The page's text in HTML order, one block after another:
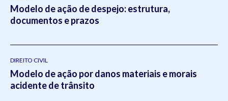
Modelo de ação de despejo: estrutura,
documentos e prazos
DIREITO CIVIL
Modelo de ação por danos materiais e morais
acidente de trânsito